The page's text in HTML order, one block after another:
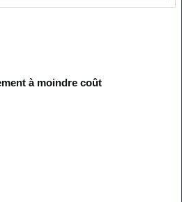
à moindre coût